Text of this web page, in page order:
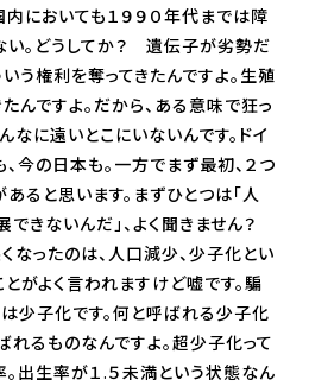
においても１９９０年代までは障
い。どうしてか？ 遺伝子が劣勢だ
いう権利を奪ってきたんですよ。生殖
んですよ。だから、ある意味で狂っ
なに遠いとこにいないんです。ドイ
、今の日本も。一方でまず最初、２つ
ると思います。まずひとつは「人
きないんだ」、よく聞きません？
なったのは、人口減少、少子化とい
がよく言われますけど嘘です。騙
少子化です。何と呼ばれる少子化
るものなんですよ。超少子化って
出生率が１.５未満という状態なん